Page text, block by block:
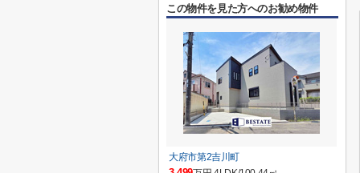
この物件を見た方へのお勧め物件
大府市第2吉川町